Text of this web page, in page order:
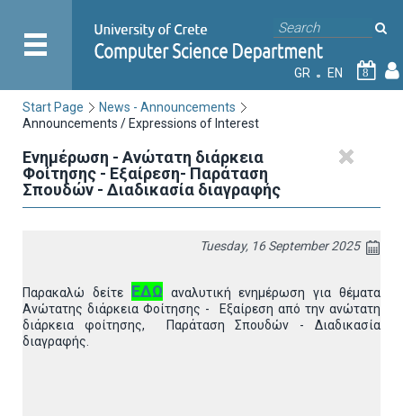
GR EN 8
Start Page
News - Announcements
Announcements / Expressions of Interest
Ενημέρωση - Ανώτατη διάρκεια
Φοίτησης - Εξαίρεση- Παράταση
Σπουδών - Διαδικασία διαγραφής
Tuesday, 16 September 2025
Παρακαλώ δείτε ΕΔΩ αναλυτική ενημέρωση για θέματα
Ανώτατης διάρκεια Φοίτησης - Εξαίρεση από την ανώτατη
διάρκεια φοίτησης, Παράταση Σπουδών - Διαδικασία
διαγραφής.